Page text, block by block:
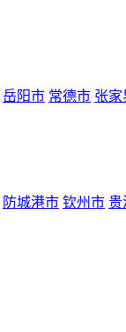
岳阳市 常德市 张家
防城港市 钦州市 贵